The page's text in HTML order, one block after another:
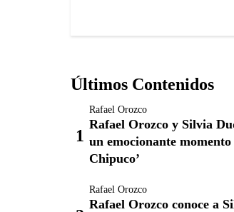
Últimos Contenidos
Rafael Orozco
Rafael Orozco y Silvia
un emocionante momento
Chipuco’
Rafael Orozco
Rafael Orozco conoce a